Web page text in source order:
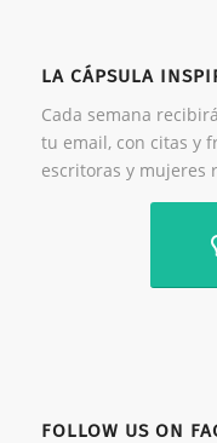
LA CÁPSULA
Cada semana
tu email, con citas y
escritoras y mujeres
FOLLOW US ON